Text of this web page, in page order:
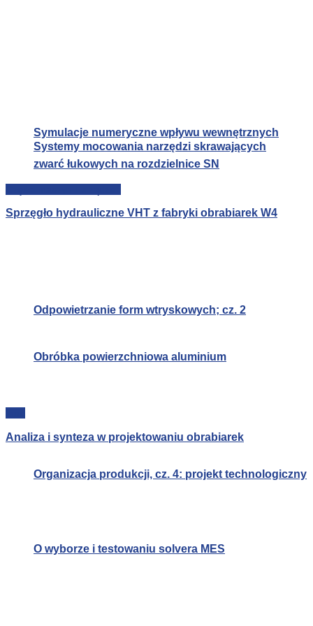
Systemy mocowania narzędzi skrawających
Odpowietrzanie form wtryskowych; cz. 2
Organizacja produkcji, cz. 4: projekt technologiczny
Symulacje numeryczne wpływu wewnętrznych
zwarć łukowych na rozdzielnice SN
Obróbka powierzchniowa aluminium
O wyborze i testowaniu solvera MES
Sprzęgło hydrauliczne VHT z fabryki obrabiarek W4
Analiza i synteza w projektowaniu obrabiarek